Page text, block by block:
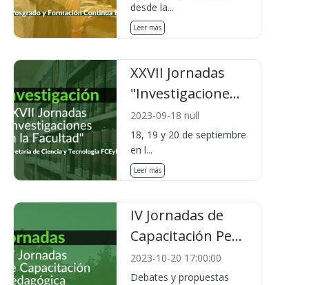
desde la...
Leer más
XXVII Jornadas
"Investigacione...
2023-09-18 null
18, 19 y 20 de septiembre
en l...
Leer más
IV Jornadas de
Capacitación Pe...
2023-10-20 17:00:00
Debates y propuestas